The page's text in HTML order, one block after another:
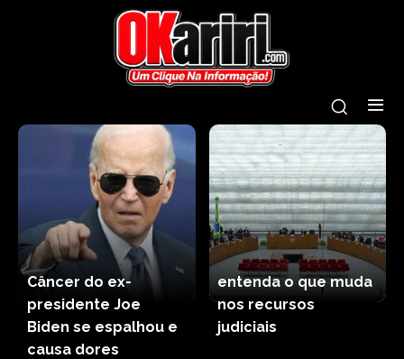
Câncer do ex-
presidente Joe
Biden se espalhou e
causa dores
entenda o que muda
nos recursos
judiciais